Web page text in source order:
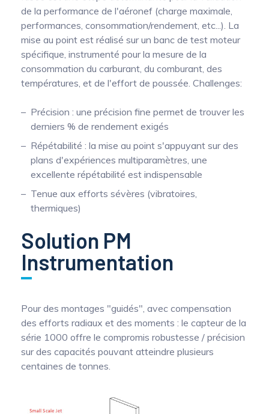
de la performance de l'aéronef (charge maximale,
performances, consommation/rendement, etc...). La
mise au point est réalisé sur un banc de test moteur
spécifique, instrumenté pour la mesure de la
consommation du carburant, du comburant, des
températures, et de l'effort de poussée. Challenges:
Précision : une précision fine permet de trouver les
derniers % de rendement exigés
Répétabilité : la mise au point s'appuyant sur des
plans d'expériences multiparamètres, une
excellente répétabilité est indispensable
Tenue aux efforts sévères (vibratoires,
thermiques)
Solution PM
Instrumentation
Pour des montages "guidés", avec compensation
des efforts radiaux et des moments : le capteur de la
série 1000 offre le compromis robustesse / précision
sur des capacités pouvant atteindre plusieurs
centaines de tonnes.
Mesure mobile, embarquée et sans
fil